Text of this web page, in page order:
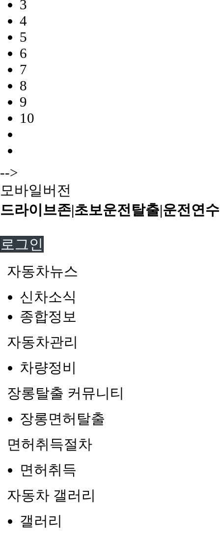
3
4
5
6
7
8
9
10
-->
모바일버전
드라이브존|초보운전탈출|운전연
로그인
자동차뉴스
신차소식
종합정보
자동차관리
차량정비
장롱탈출 커뮤니티
장롱면허탈출
면허취득절차
면허취득
자동차 갤러리
갤러리